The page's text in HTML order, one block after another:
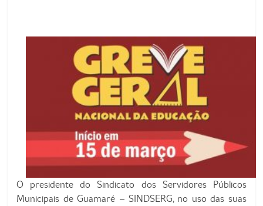
O presidente do Sindicato dos Servidores Públicos
Municipais de Guamaré – SINDSERG, no uso das suas